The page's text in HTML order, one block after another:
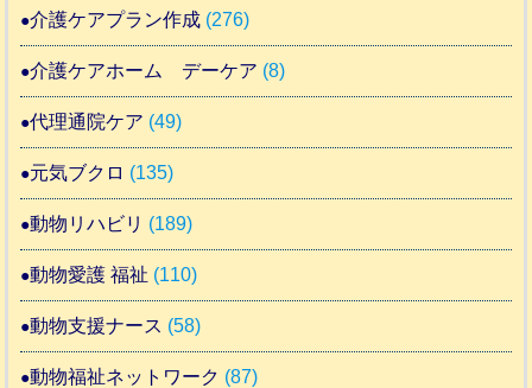
介護ケアプラン作成 (276)
介護ケアホーム デーケア (8)
代理通院ケア (49)
元気ブクロ (135)
動物リハビリ (189)
動物愛護 福祉 (110)
動物支援ナース (58)
動物福祉ネットワーク (87)